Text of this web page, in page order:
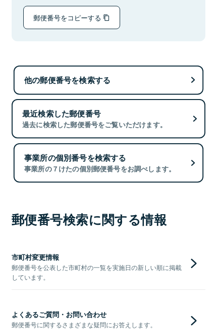
郵便番号をコピーする
他の郵便番号を検索する
最近検索した郵便番号
過去に検索した郵便番号をご覧いただけます。
事業所の個別番号を検索する
事業所の７けたの個別郵便番号をお調べします。
郵便番号検索に関する情報
市町村変更情報
郵便番号を公表した市町村の一覧を実施日の新しい順に掲載
しています。
よくあるご質問・お問い合わせ
郵便番号に関するさまざまな疑問にお答えします。